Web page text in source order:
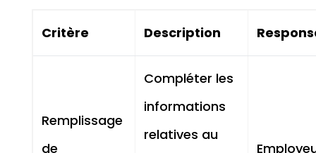
Critère Description
Remplissage
de
Compléter les
informations
relatives au